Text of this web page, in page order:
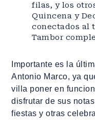
filas, y los
Quincena y
conectados al
Tambor
Importante es la
Antonio Marco, ya
villa poner en
disfrutar de sus
fiestas y otras